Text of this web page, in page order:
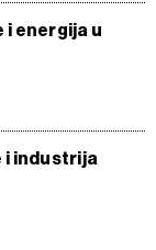
i energija u
i industrija